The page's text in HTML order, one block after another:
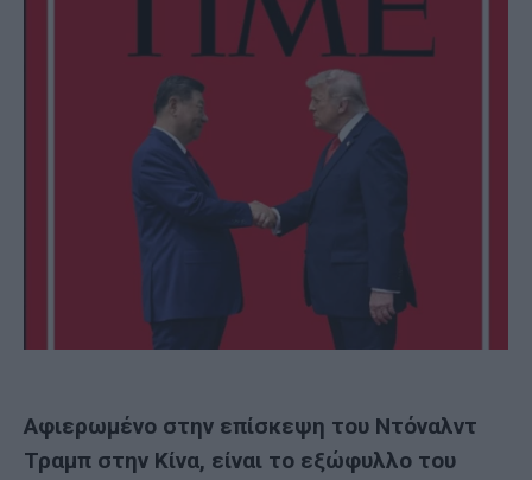
Αφιερωμένο στην επίσκεψη του Ντόναλντ
Τραμπ στην Κίνα, είναι το εξώφυλλο του